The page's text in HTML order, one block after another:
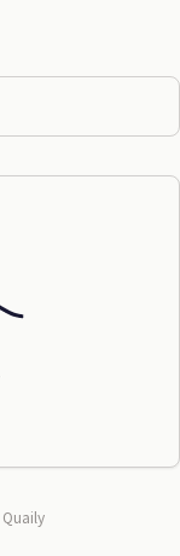
Quaily